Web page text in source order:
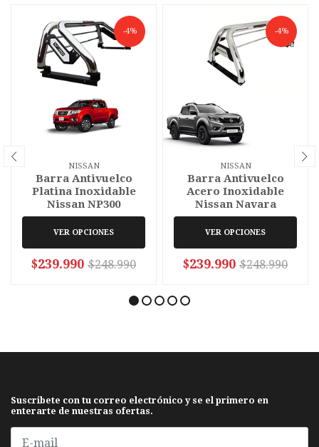
-4%
NISSAN
Barra Antivuelco
Platina Inoxidable
Nissan NP300
VER OPCIONES
$239.990 $248.990
-4%
NISSAN
Barra Antivuelco
Acero Inoxidable
Nissan Navara
VER OPCIONES
$239.990 $248.990
Suscribete con tu correo electrónico y se el primero en
enterarte de nuestras ofertas.